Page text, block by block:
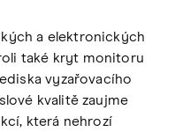
a elektronických
také kryt monitoru
vyzařovacího
kvalitě zaujme
která nehrozí